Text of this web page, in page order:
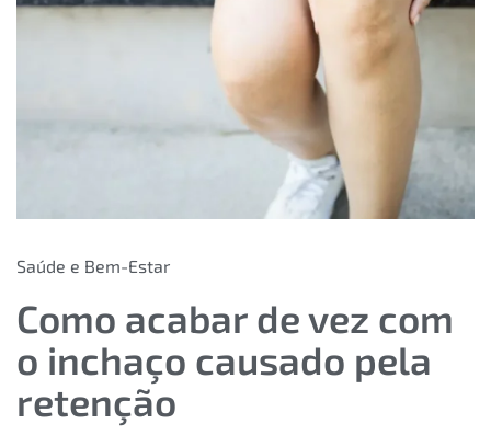
Saúde e Bem-Estar
Como acabar de vez com
o inchaço causado pela
retenção